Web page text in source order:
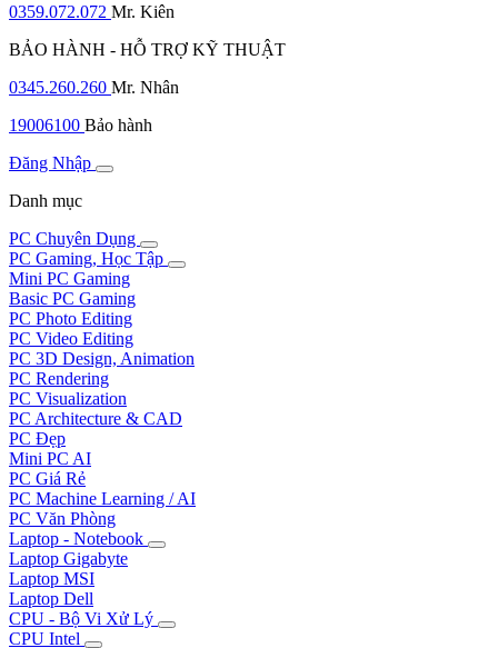
0359.072.072 Mr. Kiên
BẢO HÀNH - HỖ TRỢ KỸ THUẬT
0345.260.260 Mr. Nhân
19006100 Bảo hành
Đăng Nhập
Danh mục
PC Chuyên Dụng
PC Gaming, Học Tập
Mini PC Gaming
Basic PC Gaming
PC Photo Editing
PC Video Editing
PC 3D Design, Animation
PC Rendering
PC Visualization
PC Architecture & CAD
PC Đẹp
Mini PC AI
PC Giá Rẻ
PC Machine Learning / AI
PC Văn Phòng
Laptop - Notebook
Laptop Gigabyte
Laptop MSI
Laptop Dell
CPU - Bộ Vi Xử Lý
CPU Intel